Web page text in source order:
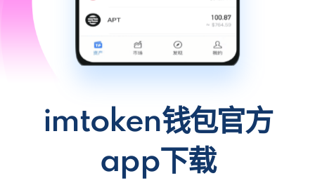
imtoken钱包官方
app下载